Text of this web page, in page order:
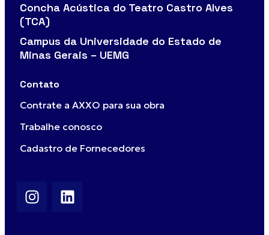
Concha Acústica do Teatro Castro Alves
(TCA)
Campus da Universidade do Estado de
Minas Gerais – UEMG
Contato
Contrate a AXXO para sua obra
Trabalhe conosco
Cadastro de Fornecedores